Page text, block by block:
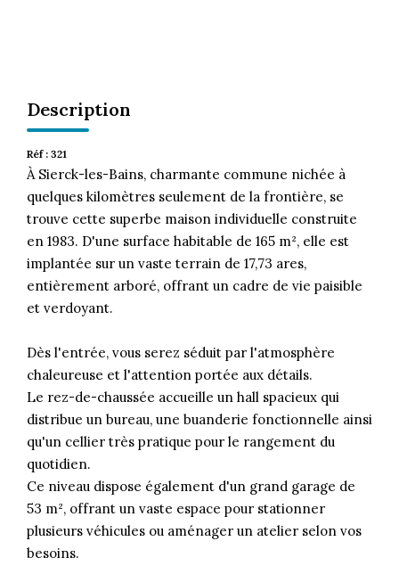
Description
Réf : 321
À Sierck-les-Bains, charmante commune nichée à
quelques kilomètres seulement de la frontière, se
trouve cette superbe maison individuelle construite
en 1983. D'une surface habitable de 165 m², elle est
implantée sur un vaste terrain de 17,73 ares,
entièrement arboré, offrant un cadre de vie paisible
et verdoyant.
Dès l'entrée, vous serez séduit par l'atmosphère
chaleureuse et l'attention portée aux détails.
Le rez-de-chaussée accueille un hall spacieux qui
distribue un bureau, une buanderie fonctionnelle ainsi
qu'un cellier très pratique pour le rangement du
quotidien.
Ce niveau dispose également d'un grand garage de
53 m², offrant un vaste espace pour stationner
plusieurs véhicules ou aménager un atelier selon vos
besoins.